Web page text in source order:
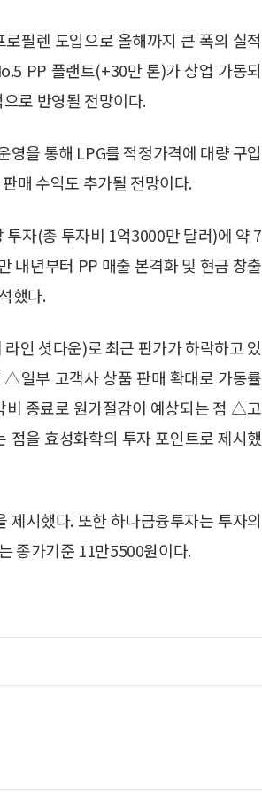
필렌 도입으로 올해까지 큰 폭의 실적
PP 플랜트(+30만 톤)가 상업 가동되
로 반영될 전망이다.
을 통해 LPG를 적정가격에 대량 구입
매 수익도 추가될 전망이다.
자(총 투자비 1억3000만 달러)에 약 7
내년부터 PP 매출 본격화 및 현금 창출
했다.
인 셧다운)로 최근 판가가 하락하고 있
일부 고객사 상품 판매 확대로 가동률
종료로 원가절감이 예상되는 점 △고
점을 효성화학의 투자 포인트로 제시했
제시했다. 또한 하나금융투자는 투자의
종가기준 11만5500원이다.